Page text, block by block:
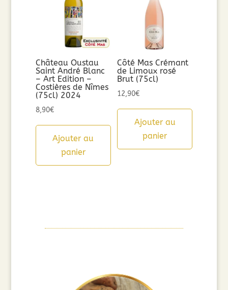
Château Oustau
Saint André Blanc
– Art Edition –
Costières de Nîmes
(75cl) 2024
8,90€
Ajouter au
panier
Côté Mas Crémant
de Limoux rosé
Brut (75cl)
12,90€
Ajouter au
panier